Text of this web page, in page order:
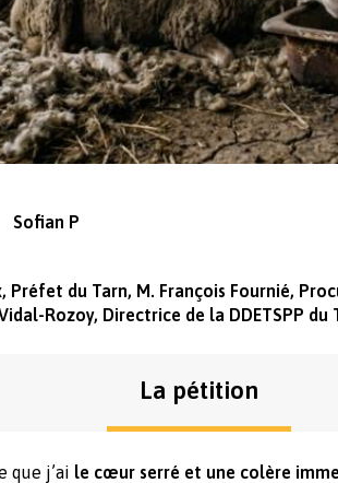
Sofian P
Préfet du Tarn, M. François Fournié,
Rozoy, Directrice de la DDETSPP du
La pétition
que j’ai
le cœur serré et une colère